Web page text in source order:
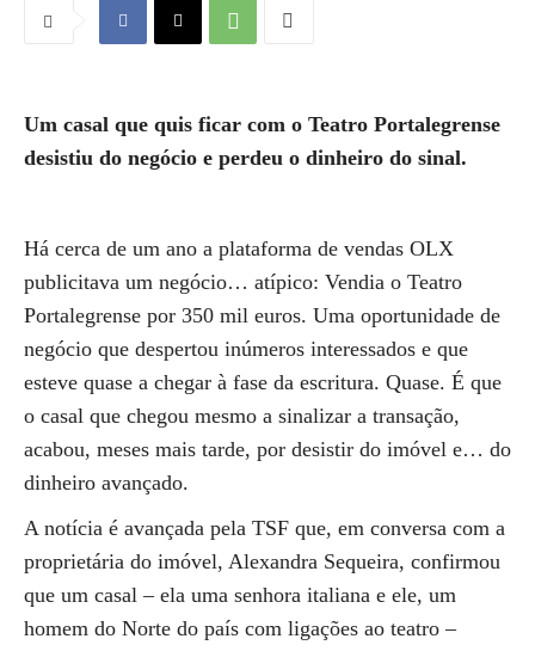
Um casal que quis ficar com o Teatro Portalegrense
desistiu do negócio e perdeu o dinheiro do sinal.
Há cerca de um ano a plataforma de vendas OLX
publicitava um negócio… atípico: Vendia o Teatro
Portalegrense por 350 mil euros. Uma oportunidade de
negócio que despertou inúmeros interessados e que
esteve quase a chegar à fase da escritura. Quase. É que
o casal que chegou mesmo a sinalizar a transação,
acabou, meses mais tarde, por desistir do imóvel e… do
dinheiro avançado.
A notícia é avançada pela TSF que, em conversa com a
proprietária do imóvel, Alexandra Sequeira, confirmou
que um casal – ela uma senhora italiana e ele, um
homem do Norte do país com ligações ao teatro –